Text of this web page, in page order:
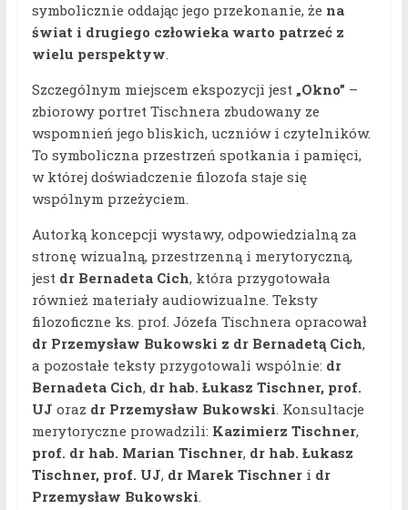
symbolicznie oddając jego przekonanie, że na
świat i drugiego człowieka warto patrzeć z
wielu perspektyw.
Szczególnym miejscem ekspozycji jest „Okno” –
zbiorowy portret Tischnera zbudowany ze
wspomnień jego bliskich, uczniów i czytelników.
To symboliczna przestrzeń spotkania i pamięci,
w której doświadczenie filozofa staje się
wspólnym przeżyciem.
Autorką koncepcji wystawy, odpowiedzialną za
stronę wizualną, przestrzenną i merytoryczną,
jest dr Bernadeta Cich, która przygotowała
również materiały audiowizualne. Teksty
filozoficzne ks. prof. Józefa Tischnera opracował
dr Przemysław Bukowski z dr Bernadetą Cich,
a pozostałe teksty przygotowali wspólnie: dr
Bernadeta Cich, dr hab. Łukasz Tischner, prof.
UJ oraz dr Przemysław Bukowski. Konsultacje
merytoryczne prowadzili: Kazimierz Tischner,
prof. dr hab. Marian Tischner, dr hab. Łukasz
Tischner, prof. UJ, dr Marek Tischneri dr
Przemysław Bukowski.